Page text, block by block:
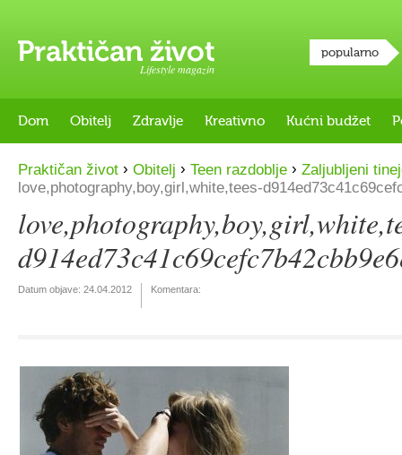
Lifestyle magazin
popularno
Dom Obitelj Zdravlje Kreativno Kućni budžet
Praktičan život › Obitelj › Teen razdoblje › Zaljubljeni
love,photography,boy,girl,white,tees-
Datum objave: 24.04.2012 Komentara: